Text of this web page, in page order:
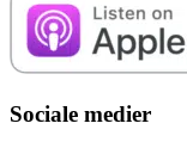
Sociale medier